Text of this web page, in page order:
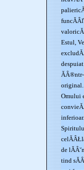
Estul,
original.
Omului
de
tind